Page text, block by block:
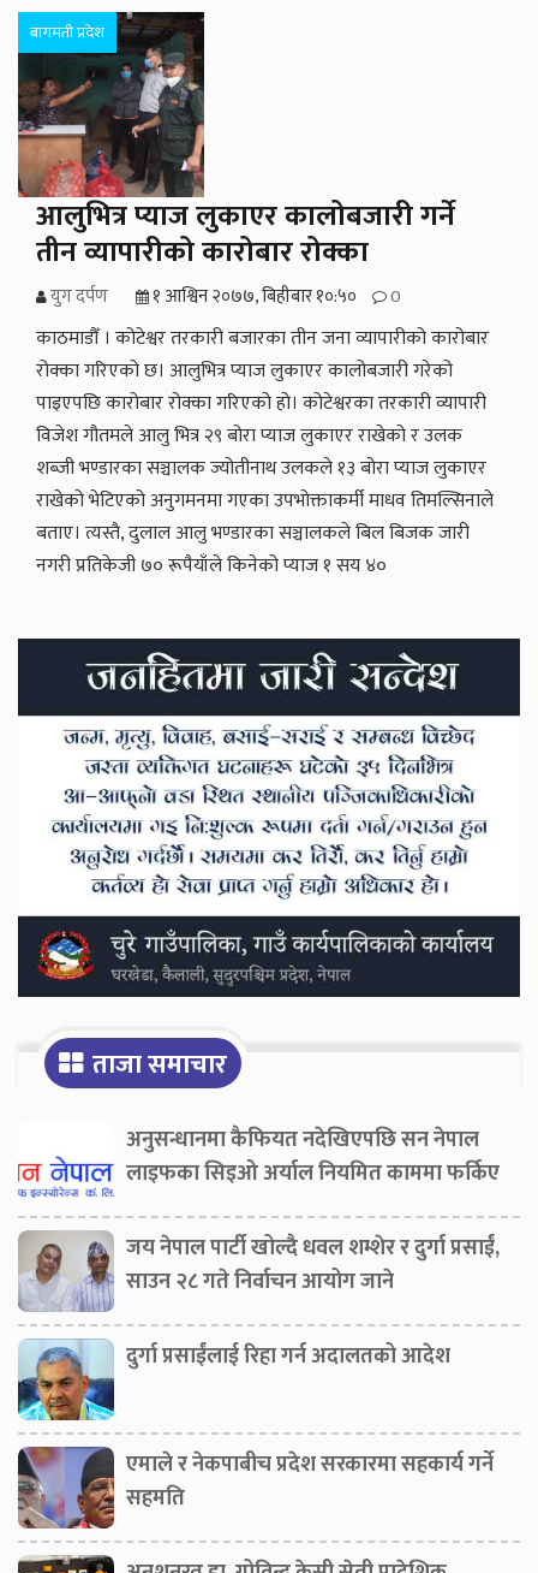
बागमती प्रदेश
आलुभित्र प्याज लुकाएर कालोबजारी गर्ने
तीन व्यापारीको कारोबार रोक्का
युग दर्पण १ आश्विन २०७७, बिहीबार १०:५० 0
काठमाडौँ । कोटेश्वर तरकारी बजारका तीन जना व्यापारीको कारोबार
रोक्का गरिएको छ। आलुभित्र प्याज लुकाएर कालोबजारी गरेको
पाइएपछि कारोबार रोक्का गरिएको हो। कोटेश्वरका तरकारी व्यापारी
विजेश गौतमले आलु भित्र २९ बोरा प्याज लुकाएर राखेको र उलक
शब्जी भण्डारका सञ्चालक ज्योतीनाथ उलकले १३ बोरा प्याज लुकाएर
राखेको भेटिएको अनुगमनमा गएका उपभोक्ताकर्मी माधव तिमल्सिनाले
बताए। त्यस्तै, दुलाल आलु भण्डारका सञ्चालकले बिल बिजक जारी
नगरी प्रतिकेजी ७० रूपैयाँले किनेको प्याज १ सय ४०
Secondary
Sidebar
ताजा समाचार
अनुसन्धानमा कैफियत नदेखिएपछि सन नेपाल
लाइफका सिइओ अर्याल नियमित काममा फर्किए
जय नेपाल पार्टी खोल्दै धवल शम्शेर र दुर्गा प्रसाईं,
साउन २८ गते निर्वाचन आयोग जाने
दुर्गा प्रसाईंलाई रिहा गर्न अदालतको आदेश
एमाले र नेकपाबीच प्रदेश सरकारमा सहकार्य गर्ने
सहमति